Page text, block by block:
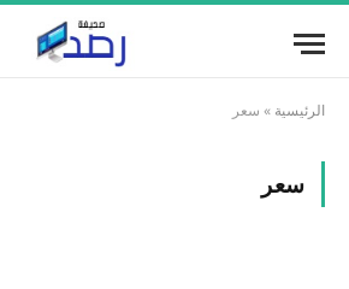
الرئيسية » سعر
سعر